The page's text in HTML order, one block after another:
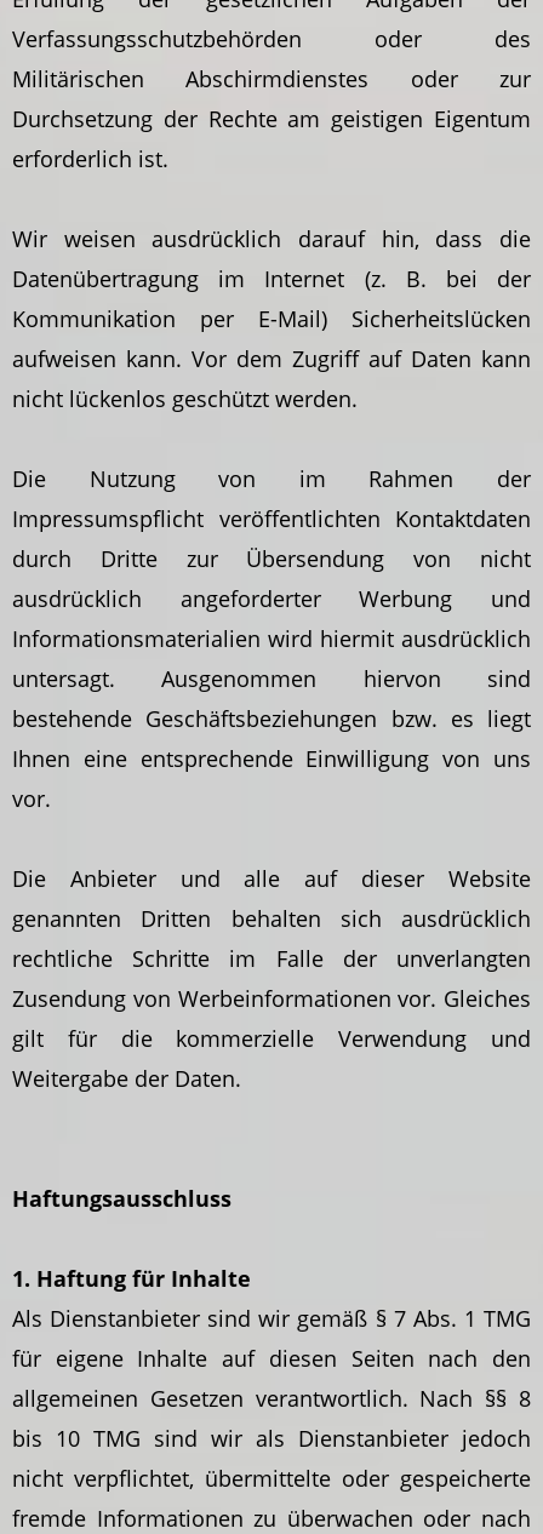
Verfassungsschutzbehörden oder des
Militärischen Abschirmdienstes oder zur
Durchsetzung der Rechte am geistigen Eigentum
erforderlich ist.
Wir weisen ausdrücklich darauf hin, dass die
Datenübertragung im Internet (z. B. bei der
Kommunikation per E-Mail) Sicherheitslücken
aufweisen kann. Vor dem Zugriff auf Daten kann
nicht lückenlos geschützt werden.
Die Nutzung von im Rahmen der
Impressumspflicht veröffentlichten Kontaktdaten
durch Dritte zur Übersendung von nicht
ausdrücklich angeforderter Werbung und
Informationsmaterialien wird hiermit ausdrücklich
untersagt. Ausgenommen hiervon sind
bestehende Geschäftsbeziehungen bzw. es liegt
Ihnen eine entsprechende Einwilligung von uns
vor.
Die Anbieter und alle auf dieser Website
genannten Dritten behalten sich ausdrücklich
rechtliche Schritte im Falle der unverlangten
Zusendung von Werbeinformationen vor. Gleiches
gilt für die kommerzielle Verwendung und
Weitergabe der Daten.
Haftungsausschluss
1. Haftung für Inhalte
Als Dienstanbieter sind wir gemäß § 7 Abs. 1 TMG
für eigene Inhalte auf diesen Seiten nach den
allgemeinen Gesetzen verantwortlich. Nach §§ 8
bis 10 TMG sind wir als Dienstanbieter jedoch
nicht verpflichtet, übermittelte oder gespeicherte
fremde Informationen zu überwachen oder nach